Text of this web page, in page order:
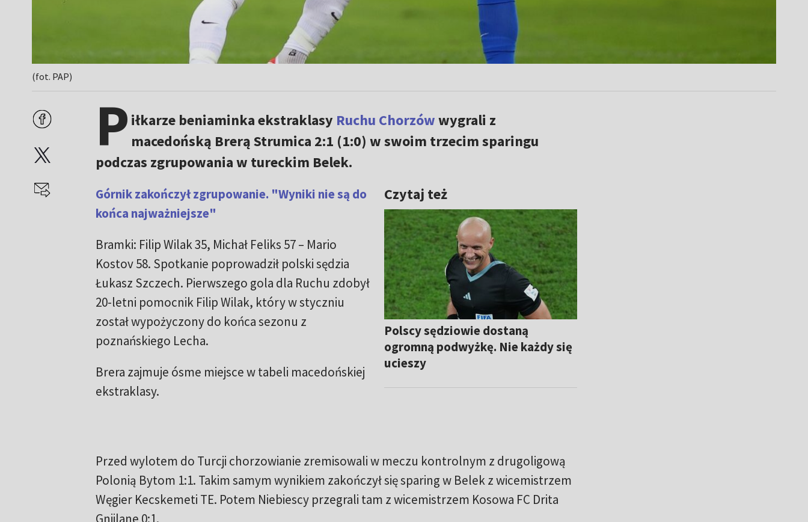
(fot. PAP)
P iłkarze beniaminka ekstraklasy Ruchu Chorzówwygrali z
macedońską Brerą Strumica 2:1 (1:0) w swoim trzecim sparingu
podczas zgrupowania w tureckim Belek.
Czytaj też
Polscy sędziowie dostaną
ogromną podwyżkę. Nie każdy się
ucieszy
Górnik zakończył zgrupowanie. "Wyniki nie są do
końca najważniejsze"
Bramki: Filip Wilak 35, Michał Feliks 57 – Mario
Kostov 58. Spotkanie poprowadził polski sędzia
Łukasz Szczech. Pierwszego gola dla Ruchu zdobył
20-letni pomocnik Filip Wilak, który w styczniu
został wypożyczony do końca sezonu z
poznańskiego Lecha.
Brera zajmuje ósme miejsce w tabeli macedońskiej
ekstraklasy.
Przed wylotem do Turcji chorzowianie zremisowali w meczu kontrolnym z drugoligową
Polonią Bytom 1:1. Takim samym wynikiem zakończył się sparing w Belek z wicemistrzem
Węgier Kecskemeti TE. Potem Niebiescy przegrali tam z wicemistrzem Kosowa FC Drita
Gnjilane 0:1.